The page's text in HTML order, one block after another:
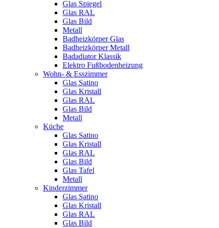
Glas Spiegel
Glas RAL
Glas Bild
Metall
Badheizkörper Glas
Badheizkörper Metall
Badadiator Klassik
Elektro Fußbodenheizung
Wohn- & Esszimmer
Glas Satino
Glas Kristall
Glas RAL
Glas Bild
Metall
Küche
Glas Satino
Glas Kristall
Glas RAL
Glas Bild
Glas Tafel
Metall
Kinderzimmer
Glas Satino
Glas Kristall
Glas RAL
Glas Bild